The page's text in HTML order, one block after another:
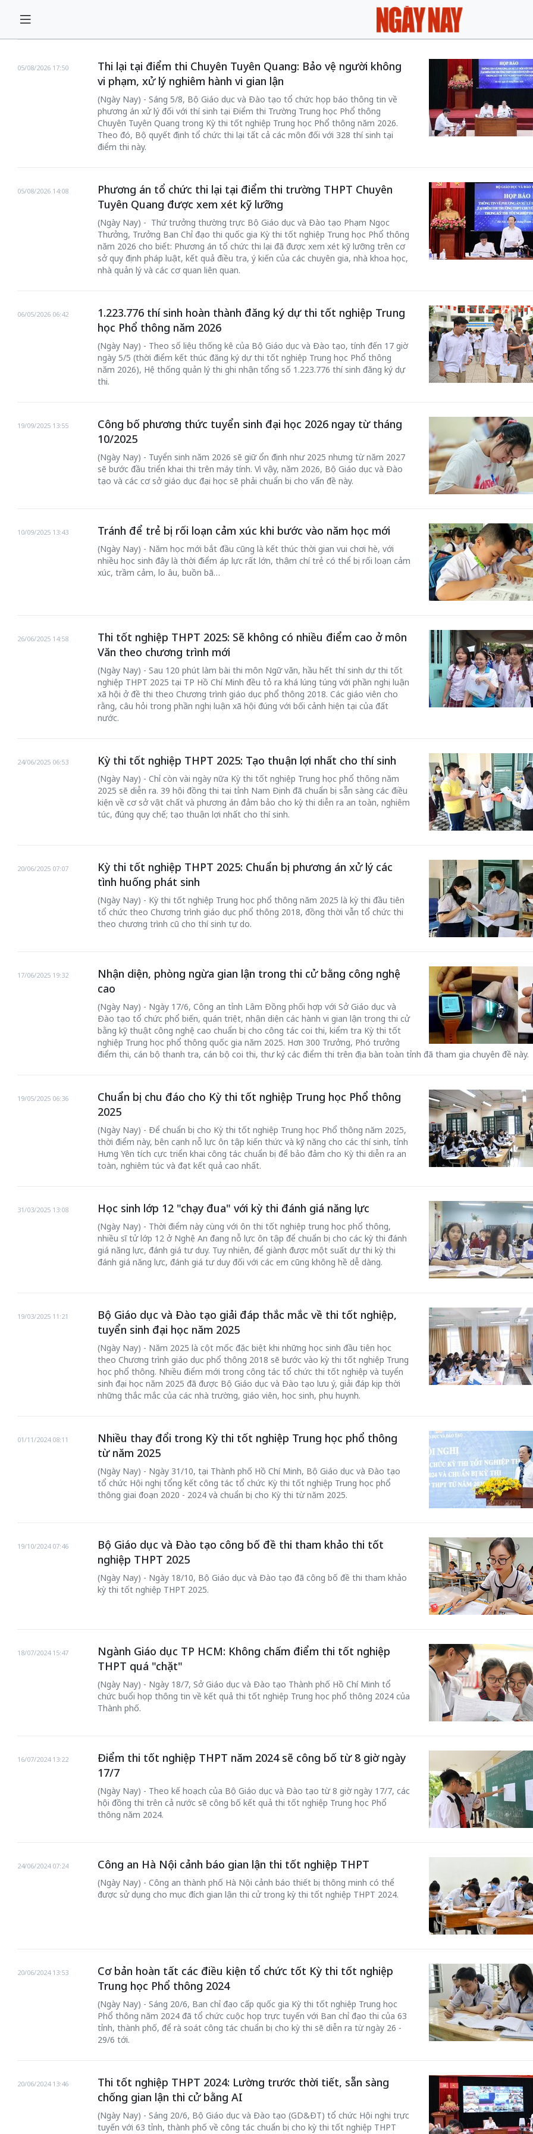
Thi lại tại điểm thi Chuyên Tuyên Quang: Bảo vệ người không
vi phạm, xử lý nghiêm hành vi gian lận
05/08/2026 17:50
(Ngày Nay) - Sáng 5/8, Bộ Giáo dục và Đào tạo tổ chức họp báo thông tin về
phương án xử lý đối với thí sinh tại Điểm thi Trường Trung học Phổ thông
Chuyên Tuyên Quang trong Kỳ thi tốt nghiệp Trung học Phổ thông năm 2026.
Theo đó, Bộ quyết định tổ chức thi lại tất cả các môn đối với 328 thí sinh tại
điểm thi này.
Phương án tổ chức thi lại tại điểm thi trường THPT Chuyên
Tuyên Quang được xem xét kỹ lưỡng
05/08/2026 14:08
(Ngày Nay) - Thứ trưởng thường trực Bộ Giáo dục và Đào tạo Phạm Ngọc
Thưởng, Trưởng Ban Chỉ đạo thi quốc gia Kỳ thi tốt nghiệp Trung học Phổ thông
năm 2026 cho biết: Phương án tổ chức thi lại đã được xem xét kỹ lưỡng trên cơ
sở quy định pháp luật, kết quả điều tra, ý kiến của các chuyên gia, nhà khoa học,
nhà quản lý và các cơ quan liên quan.
1.223.776 thí sinh hoàn thành đăng ký dự thi tốt nghiệp Trung
học Phổ thông năm 2026
06/05/2026 06:42
(Ngày Nay) - Theo số liệu thống kê của Bộ Giáo dục và Đào tạo, tính đến 17 giờ
ngày 5/5 (thời điểm kết thúc đăng ký dự thi tốt nghiệp Trung học Phổ thông
năm 2026), Hệ thống quản lý thi ghi nhận tổng số 1.223.776 thí sinh đăng ký dự
thi.
Công bố phương thức tuyển sinh đại học 2026 ngay từ tháng
10/2025
19/09/2025 13:55
(Ngày Nay) - Tuyển sinh năm 2026 sẽ giữ ổn định như 2025 nhưng từ năm 2027
sẽ bước đầu triển khai thi trên máy tính. Vì vậy, năm 2026, Bộ Giáo dục và Đào
tạo và các cơ sở giáo dục đại học sẽ phải chuẩn bị cho vấn đề này.
Tránh để trẻ bị rối loạn cảm xúc khi bước vào năm học mới
10/09/2025 13:43
(Ngày Nay) - Năm học mới bắt đầu cũng là kết thúc thời gian vui chơi hè, với
nhiều học sinh đây là thời điểm áp lực rất lớn, thậm chí trẻ có thể bị rối loạn cảm
xúc, trầm cảm, lo âu, buồn bã…
Thi tốt nghiệp THPT 2025: Sẽ không có nhiều điểm cao ở môn
Văn theo chương trình mới
26/06/2025 14:58
(Ngày Nay) - Sau 120 phút làm bài thi môn Ngữ văn, hầu hết thí sinh dự thi tốt
nghiệp THPT 2025 tại TP Hồ Chí Minh đều tỏ ra khá lúng túng với phần nghị luận
xã hội ở đề thi theo Chương trình giáo dục phổ thông 2018. Các giáo viên cho
rằng, câu hỏi trong phần nghị luận xã hội đúng với bối cảnh hiện tại của đất
nước.
Kỳ thi tốt nghiệp THPT 2025: Tạo thuận lợi nhất cho thí sinh
24/06/2025 06:53
(Ngày Nay) - Chỉ còn vài ngày nữa Kỳ thi tốt nghiệp Trung học phổ thông năm
2025 sẽ diễn ra. 39 hội đồng thi tại tỉnh Nam Định đã chuẩn bị sẵn sàng các điều
kiện về cơ sở vật chất và phương án đảm bảo cho kỳ thi diễn ra an toàn, nghiêm
túc, đúng quy chế; tạo thuận lợi nhất cho thí sinh.
Kỳ thi tốt nghiệp THPT 2025: Chuẩn bị phương án xử lý các
tình huống phát sinh
20/06/2025 07:07
(Ngày Nay) - Kỳ thi tốt nghiệp Trung học phổ thông năm 2025 là kỳ thi đầu tiên
tổ chức theo Chương trình giáo dục phổ thông 2018, đồng thời vẫn tổ chức thi
theo chương trình cũ cho thí sinh tự do.
Nhận diện, phòng ngừa gian lận trong thi cử bằng công nghệ
cao
17/06/2025 19:32
(Ngày Nay) - Ngày 17/6, Công an tỉnh Lâm Đồng phối hợp với Sở Giáo dục và
Đào tạo tổ chức phổ biến, quán triệt, nhận diện các hành vi gian lận trong thi cử
bằng kỹ thuật công nghệ cao chuẩn bị cho công tác coi thi, kiểm tra Kỳ thi tốt
nghiệp Trung học phổ thông quốc gia năm 2025. Hơn 300 Trưởng, Phó trưởng
điểm thi, cán bộ thanh tra, cán bộ coi thi, thư ký các điểm thi trên địa bàn toàn tỉnh đã tham gia chuyên đề này.
Chuẩn bị chu đáo cho Kỳ thi tốt nghiệp Trung học Phổ thông
2025
19/05/2025 06:36
(Ngày Nay) - Để chuẩn bị cho Kỳ thi tốt nghiệp Trung học Phổ thông năm 2025,
thời điểm này, bên cạnh nỗ lực ôn tập kiến thức và kỹ năng cho các thí sinh, tỉnh
Hưng Yên tích cực triển khai công tác chuẩn bị để bảo đảm cho Kỳ thi diễn ra an
toàn, nghiêm túc và đạt kết quả cao nhất.
Học sinh lớp 12 "chạy đua" với kỳ thi đánh giá năng lực
31/03/2025 13:08
(Ngày Nay) - Thời điểm này cùng với ôn thi tốt nghiệp trung học phổ thông,
nhiều sĩ tử lớp 12 ở Nghệ An đang nỗ lực ôn tập để chuẩn bị cho các kỳ thi đánh
giá năng lực, đánh giá tư duy. Tuy nhiên, để giành được một suất dự thi kỳ thi
đánh giá năng lực, đánh giá tư duy đối với các em cũng không hề dễ dàng.
Bộ Giáo dục và Đào tạo giải đáp thắc mắc về thi tốt nghiệp,
tuyển sinh đại học năm 2025
19/03/2025 11:21
(Ngày Nay) - Năm 2025 là cột mốc đặc biệt khi những học sinh đầu tiên học
theo Chương trình giáo dục phổ thông 2018 sẽ bước vào kỳ thi tốt nghiệp Trung
học phổ thông. Nhiều điểm mới trong công tác tổ chức thi tốt nghiệp và tuyển
sinh đại học năm 2025 đã được Bộ Giáo dục và Đào tạo lưu ý, giải đáp kịp thời
những thắc mắc của các nhà trường, giáo viên, học sinh, phụ huynh.
Nhiều thay đổi trong Kỳ thi tốt nghiệp Trung học phổ thông
từ năm 2025
01/11/2024 08:11
(Ngày Nay) - Ngày 31/10, tại Thành phố Hồ Chí Minh, Bộ Giáo dục và Đào tạo
tổ chức Hội nghị tổng kết công tác tổ chức Kỳ thi tốt nghiệp Trung học phổ
thông giai đoạn 2020 - 2024 và chuẩn bị cho Kỳ thi từ năm 2025.
Bộ Giáo dục và Đào tạo công bố đề thi tham khảo thi tốt
nghiệp THPT 2025
19/10/2024 07:46
(Ngày Nay) - Ngày 18/10, Bộ Giáo dục và Đào tạo đã công bố đề thi tham khảo
kỳ thi tốt nghiệp THPT 2025.
Ngành Giáo dục TP HCM: Không chấm điểm thi tốt nghiệp
THPT quá "chặt"
18/07/2024 15:47
(Ngày Nay) - Ngày 18/7, Sở Giáo dục và Đào tạo Thành phố Hồ Chí Minh tổ
chức buổi họp thông tin về kết quả thi tốt nghiệp Trung học phổ thông 2024 của
Thành phố.
Điểm thi tốt nghiệp THPT năm 2024 sẽ công bố từ 8 giờ ngày
17/7
16/07/2024 13:22
(Ngày Nay) - Theo kế hoạch của Bộ Giáo dục và Đào tạo từ 8 giờ ngày 17/7, các
hội đồng thi trên cả nước sẽ công bố kết quả thi tốt nghiệp Trung học Phổ
thông năm 2024.
Công an Hà Nội cảnh báo gian lận thi tốt nghiệp THPT
24/06/2024 07:24
(Ngày Nay) - Công an thành phố Hà Nội cảnh báo thiết bị thông minh có thể
được sử dụng cho mục đích gian lận thi cử trong kỳ thi tốt nghiệp THPT 2024.
Cơ bản hoàn tất các điều kiện tổ chức tốt Kỳ thi tốt nghiệp
Trung học Phổ thông 2024
20/06/2024 13:53
(Ngày Nay) - Sáng 20/6, Ban chỉ đạo cấp quốc gia Kỳ thi tốt nghiệp Trung học
Phổ thông năm 2024 đã tổ chức cuộc họp trực tuyến với Ban chỉ đạo thi của 63
tỉnh, thành phố, để rà soát công tác chuẩn bị cho kỳ thi sẽ diễn ra từ ngày 26 -
29/6 tới.
Thi tốt nghiệp THPT 2024: Lường trước thời tiết, sẵn sàng
chống gian lận thi cử bằng AI
20/06/2024 13:46
(Ngày Nay) - Sáng 20/6, Bộ Giáo dục và Đào tạo (GD&ĐT) tổ chức Hội nghị trực
tuyến với 63 tỉnh, thành phố về công tác chuẩn bị cho kỳ thi tốt nghiệp THPT
làng ven sông Hồng của Hà
TS. Trần Kim Hào
Xin lỗi, rồi sao nữa?!
Lê Xuân Thọ
nhập UNESCO: Khơi
nguồn nội lực văn hóa,
định hình vị thế kiến
tạo | Kỳ 4: Sáng kiến
làm nên diện mạo mới
nhập UNESCO: Khơi
nguồn nội lực văn hóa,
định hình vị thế kiến
tạo | Kỳ 3: Hội nhập
quốc tế bằng bản lĩnh
Việt Nam
nguồn nội lực văn hóa,
tạo | Kỳ 1: Khát vọng
hòa bình thể hiện trong
quyết định lịch sử
50 năm Việt
nhập
nguồn nội lực,
vị thế kiến
Chuyển hóa
thành động